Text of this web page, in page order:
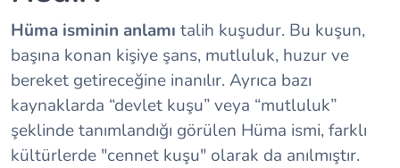
Hüma isminin anlamı talih kuşudur. Bu kuşun,
başına konan kişiye şans, mutluluk, huzur ve
bereket getireceğine inanılır. Ayrıca bazı
kaynaklarda “devlet kuşu” veya “mutluluk”
şeklinde tanımlandığı görülen Hüma ismi, farklı
kültürlerde "cennet kuşu" olarak da anılmıştır.